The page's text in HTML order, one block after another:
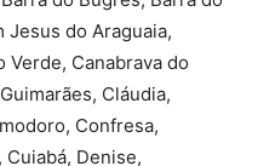
Jesus do Araguaia,
Verde, Canabrava do
Cláudia,
Confresa,
Cuiabá, Denise,